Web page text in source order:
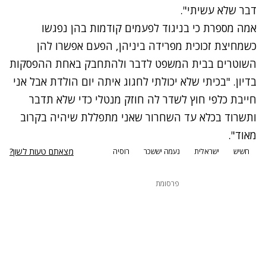
דבר שלא עשיתי".
אמה מספרת כי בניגוד לפעמים קודמות בהן נפגשו
כשמחיצת זכוכית מפרידה ביניהן, הפעם אפשרו להן
השוטרים בבית המשפט לדבר ולהתחבק באחת ההפסקות
בדיון. "בכיתי שלא יכולתי לחגוג איתה יום הולדת אבל אני
חייבת כלפי חוץ לשדר לה חוזק מנטלי כדי שלא תדבר
ותשרוד בכלא עד השחרור שאני מתפללת שיהיה בקרוב
מאוד".
חשיש ישראלית נעמה יששכר רוסיה מצאתם טעות לשון?
פרסומת